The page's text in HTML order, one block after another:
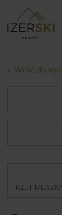
Wróć do
RZUT